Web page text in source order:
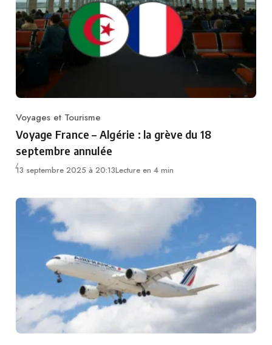
Category
Voyages et Tourisme
Voyage France – Algérie : la grève du 18
septembre annulée
13 septembre 2025 à 20:13Lecture en 4 min